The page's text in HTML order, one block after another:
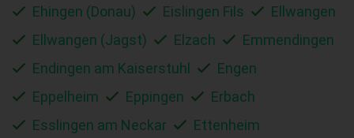
Ehingen (Donau)
Eislingen Fils
Ellwangen
Ellwangen (Jagst)
Elzach
Emmendingen
Endingen am Kaiserstuhl
Engen
Eppelheim
Eppingen
Erbach
Esslingen am Neckar
Ettenheim